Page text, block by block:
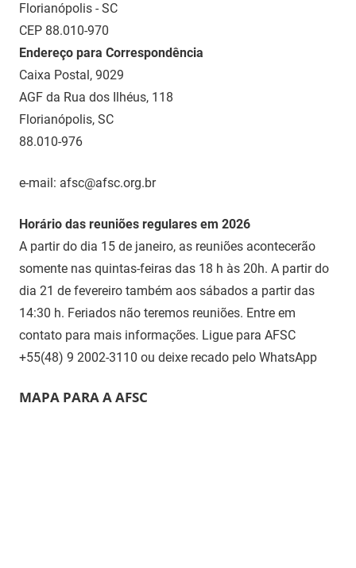
Florianópolis - SC
CEP 88.010-970
Endereço para Correspondência
Caixa Postal, 9029
AGF da Rua dos Ilhéus, 118
Florianópolis, SC
88.010-976
e-mail: afsc@afsc.org.br
Horário das reuniões regulares em 2026
A partir do dia 15 de janeiro, as reuniões acontecerão
somente nas quintas-feiras das 18 h às 20h. A partir do
dia 21 de fevereiro também aos sábados a partir das
14:30 h. Feriados não teremos reuniões. Entre em
contato para mais informações. Ligue para AFSC
+55(48) 9 2002-3110 ou deixe recado pelo WhatsApp
MAPA PARA A AFSC